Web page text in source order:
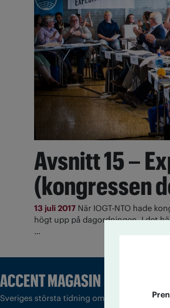
Avsnitt 15 –
(kongressen
13 juli 2017 När IOGT-NTO hade
högt upp på dagordningen. I det
…
Sveriges största tidning om droger och